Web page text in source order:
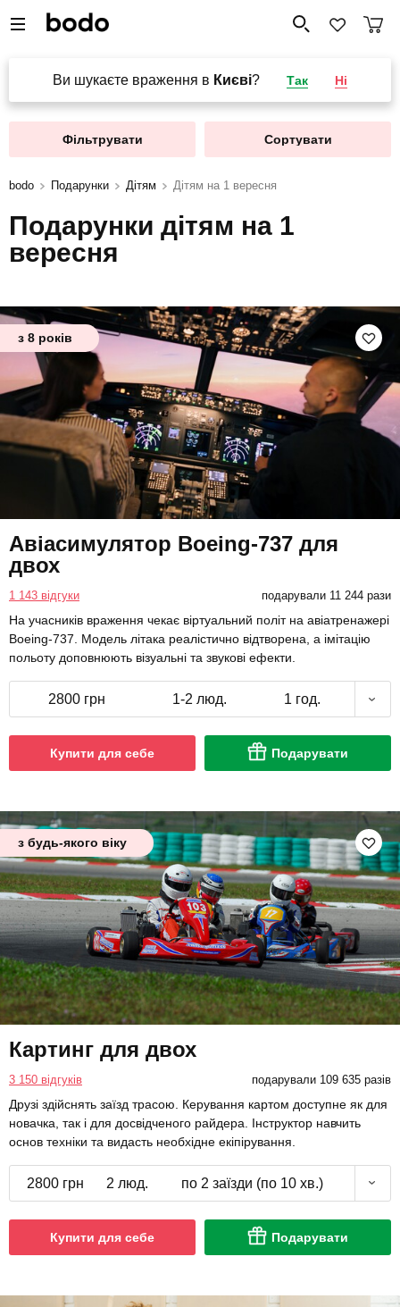
Ви шукаєте враження в Києві? Так Ні
Фільтрувати Сортувати
bodo Подарунки Дітям Дітям на 1 вересня
Подарунки дітям на 1
вересня
з 8 років
Авіасимулятор Boeing-737 для
двох
1 143 відгуки подарували 11 244 рази
На учасників враження чекає віртуальний політ на авіатренажері
Boeing-737. Модель літака реалістично відтворена, а імітацію
польоту доповнюють візуальні та звукові ефекти.
2800 грн 1-2 люд. 1 год.
Купити для себе Подарувати
з будь-якого віку
Картинг для двох
3 150 відгуків подарували 109 635 разів
Друзі здійснять заїзд трасою. Керування картом доступне як для
новачка, так і для досвідченого райдера. Інструктор навчить
основ техніки та видасть необхідне екіпірування.
2800 грн 2 люд. по 2 заїзди (по 10 хв.)
Купити для себе Подарувати